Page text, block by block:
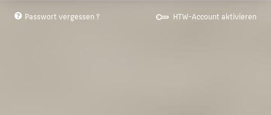
Passwort vergessen ? HTW-Account aktivieren